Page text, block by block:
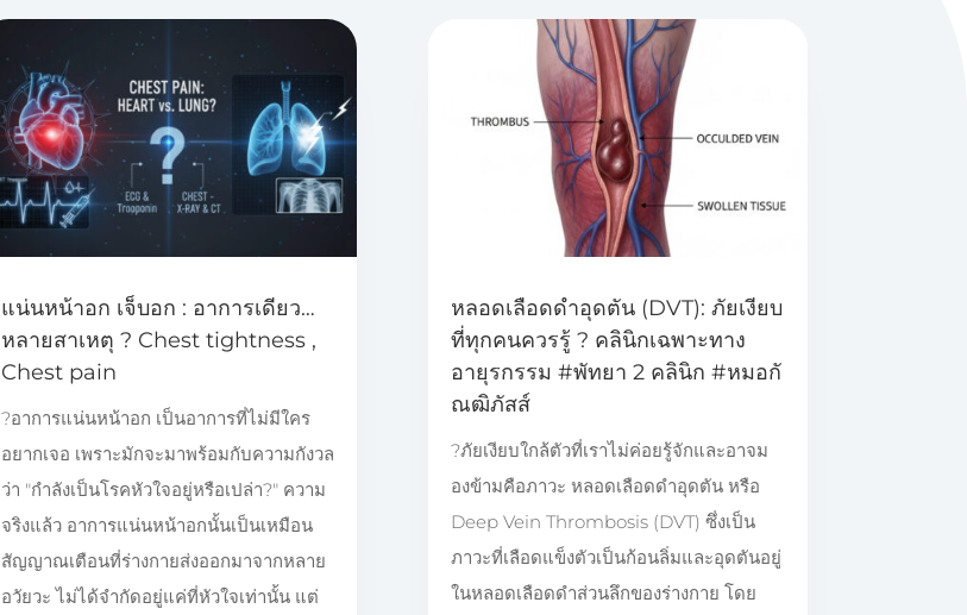
แน่นหน้าอก เจ็บอก : อาการเดียว…
หลายสาเหตุ ? Chest tightness ,
Chest pain
?อาการแน่นหน้าอก เป็นอาการที่ไม่มีใคร
อยากเจอ เพราะมักจะมาพร้อมกับความกังวล
ว่า "กำลังเป็นโรคหัวใจอยู่หรือเปล่า?" ความ
จริงแล้ว อาการแน่นหน้าอกนั้นเป็นเหมือน
สัญญาณเตือนที่ร่างกายส่งออกมาจากหลาย
อวัยวะ ไม่ได้จำกัดอยู่แค่ที่หัวใจเท่านั้น แต่
หลอดเลือดดำอุดตัน (DVT): ภัยเงียบ
ที่ทุกคนควรรู้ ? คลินิกเฉพาะทาง
อายุรกรรม #พัทยา 2 คลินิก #หมอกั
ณฒิภัสส์
?ภัยเงียบใกล้ตัวที่เราไม่ค่อยรู้จักและอาจม
องข้ามคือภาวะ หลอดเลือดดำอุดตัน หรือ
Deep Vein Thrombosis (DVT) ซึ่งเป็น
ภาวะที่เลือดแข็งตัวเป็นก้อนลิ่มและอุดตันอยู่
ในหลอดเลือดดำส่วนลึกของร่างกาย โดย